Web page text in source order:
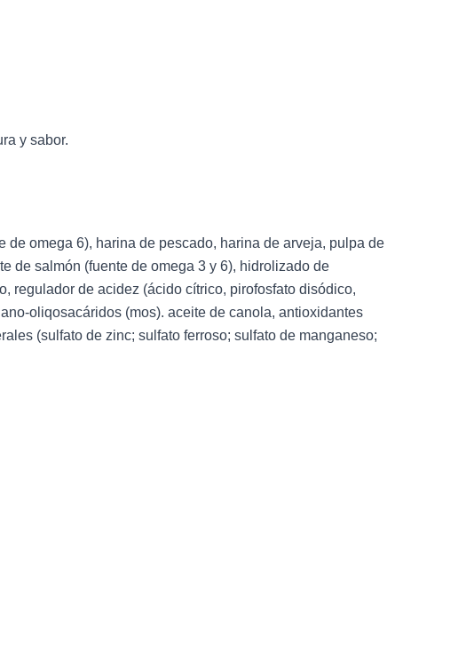
y sabor.
omega 6), harina de pescado, harina de arveja, pulpa de
de salmón (fuente de omega 3 y 6), hidrolizado de
regulador de acidez (ácido cítrico, pirofosfato disódico,
oliqosacáridos (mos). aceite de canola, antioxidantes
(sulfato de zinc; sulfato ferroso; sulfato de manganeso;